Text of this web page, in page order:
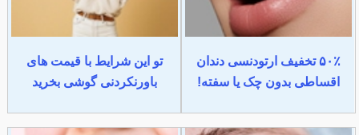
۵۰٪ تخفیف ارتودنسی دندان
اقساطی بدون چک یا سفته!
تو این شرایط با قیمت های
باورنکردنی گوشی بخرید